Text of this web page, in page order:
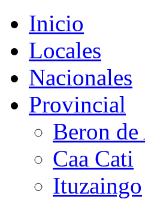
Inicio
Locales
Nacionales
Provincial
Beron de
Caa Cati
Ituzaingo